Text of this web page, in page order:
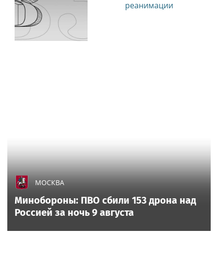
реанимации
МОСКВА
Минобороны: ПВО сбили 153 дрона над
Россией за ночь 9 августа